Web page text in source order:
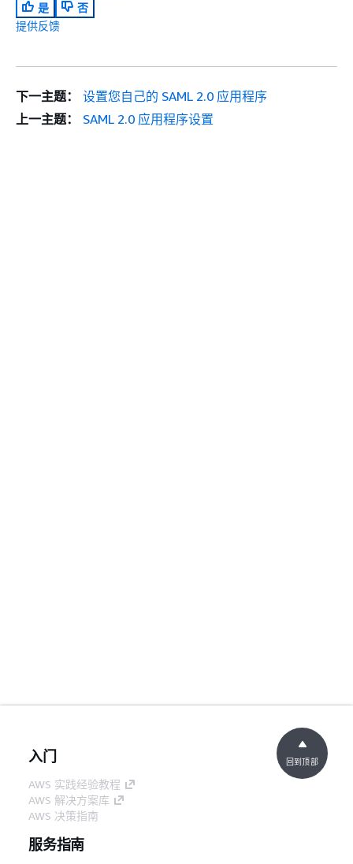
是
否
提供反馈
下一主题：
设置您自己的 SAML 2.0 应用程序
上一主题：
SAML 2.0 应用程序设置
入门
AWS 实践经验教程
AWS 解决方案库
AWS 决策指南
服务指南
回到顶部